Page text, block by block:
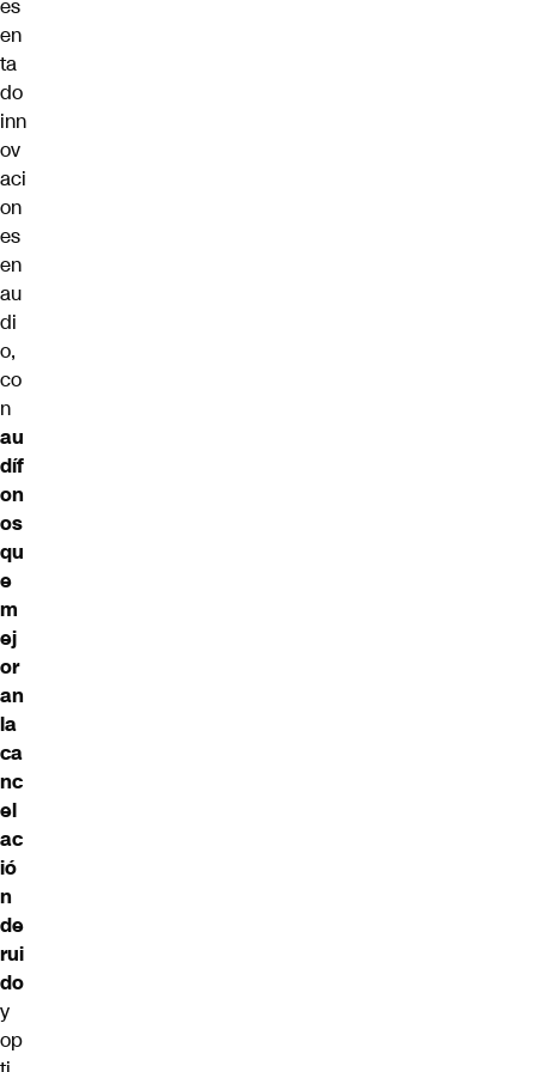
es
en
ta
do
inn
ov
aci
on
es
en
au
di
o,
co
n
au
díf
on
os
qu
e
m
ej
or
an
la
ca
nc
el
ac
ió
n
de
rui
do
y
op